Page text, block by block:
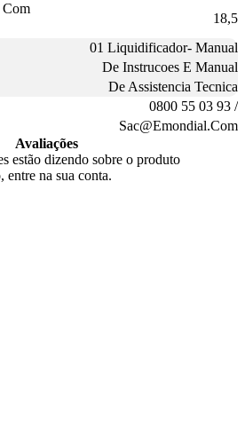
Com
18,5
01 Liquidificador- Manual
De Instrucoes E Manual
De Assistencia Tecnica
0800 55 03 93 /
Sac@Emondial.Com
Avaliações
estão dizendo sobre o produto
entre na sua conta.